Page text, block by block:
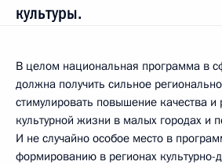
культуры.
В целом национальная программа в
должна получить сильное
стимулировать повышение качества и
культурной жизни в малых городах и
И не случайно особое место в
формированию в регионах культурно-